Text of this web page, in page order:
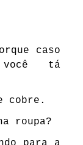
caso
você tá
cobre.
roupa?